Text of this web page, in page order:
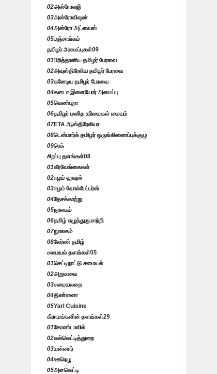
02அஸ்ரோலஜி
03அஸ்ரோவிஷன்
04அஸ்ரோ அட்வைஸ்
05பஞ்சாங்கம்
தமிழர் அமைப்புகள்09
01பிரித்தானிய தமிழர் பேரவை
02அவுஸ்திரேலிய தமிழர் பேரவை
03கனேடிய தமிழர் பேரவை
04கனடா இளையோர் அமைப்பு
05வெண்புறா
06தமிழர் மனித உரிமைகள் மையம்
07ETA ஆஸ்திரேலியா
08டென்மார்க் தமிழர் ஒருங்கிணைப்புக்குழு
09ரெக்
சிறப்பு தளங்கள்08
01வீரவேங்கைகள்
02ஈழம் ஹவுஸ்
03ஈழம் வோல்பேப்பர்ஸ்
04தேசக்காற்று
05நூலகம்
06தமிழ் எழுத்துருமாற்றி
07நுாலகம்
08லேர்ண் தமிழ்
சமையல் தளங்கள்05
01செட்டிநாட்டு சமையல்
02அறுசுவை
03சமையலறை
04திண்ணை
05Yarl Cuisine
கிராமங்களின் தளங்கள்29
01கோண்டாவில்
02வல்வெட்டித்துறை
03மன்னார்
04ஊரெழு
05அளவெட்டி